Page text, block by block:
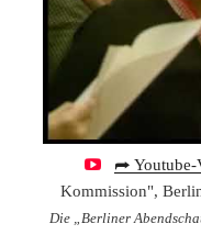
⮫ Youtube-
Kommission",
Die „Berliner